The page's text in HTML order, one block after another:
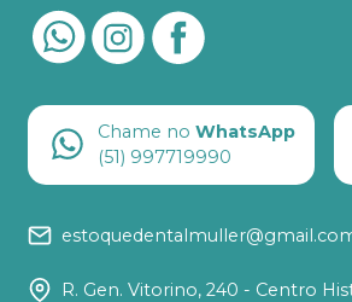
Chame no WhatsApp
(51) 997719990
R. Gen. Vitorino, 240 - Centro